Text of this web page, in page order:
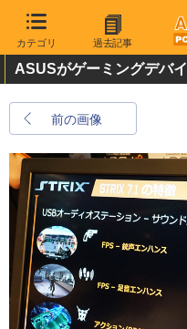
カテゴリ 過去記事
ASUSがゲーミングデバ
前の画像